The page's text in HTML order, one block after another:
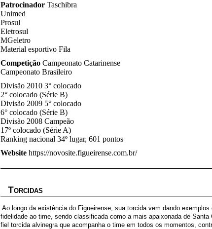
Patrocinador Taschibra
Unimed
Prosul
Eletrosul
MGeletro
Material esportivo Fila
Competição Campeonato Catarinense
Campeonato Brasileiro
Divisão 2010 3° colocado
2° colocado (Série B)
Divisão 2009 5° colocado
6° colocado (Série B)
Divisão 2008 Campeão
17º colocado (Série A)
Ranking nacional 34º lugar, 601 pontos
Website https://novosite.figueirense.com.br/
TORCIDAS
Ao longo da existência do Figueirense, sua torcida vem dando exemplos
fidelidade ao time, sendo classificada como a mais apaixonada de Santa
fiel torcida alvinegra que acompanha o time em todos os momentos,